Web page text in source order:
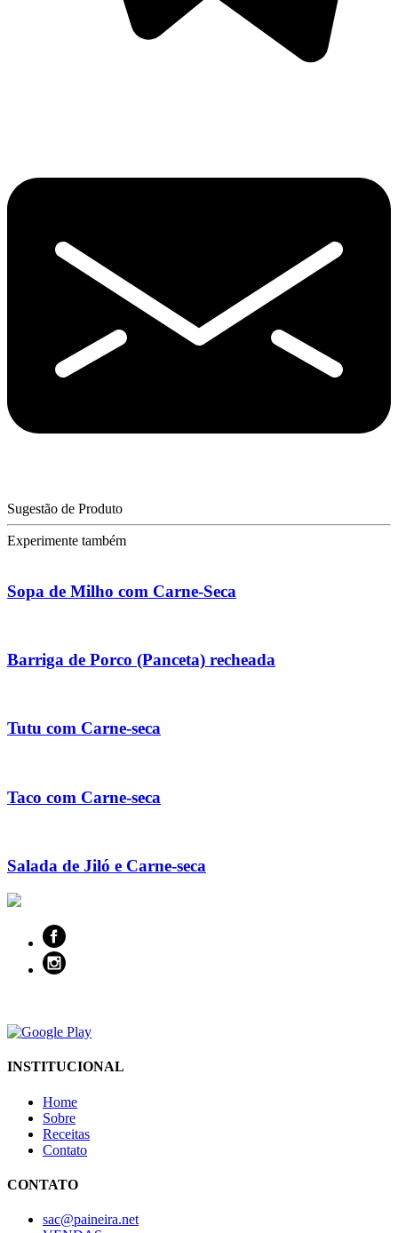
Sugestão de Produto
Experimente também
Sopa de Milho com Carne-Seca
Barriga de Porco (Panceta) recheada
Tutu com Carne-seca
Taco com Carne-seca
Salada de Jiló e Carne-seca
INSTITUCIONAL
Home
Sobre
Receitas
Contato
CONTATO
sac@paineira.net